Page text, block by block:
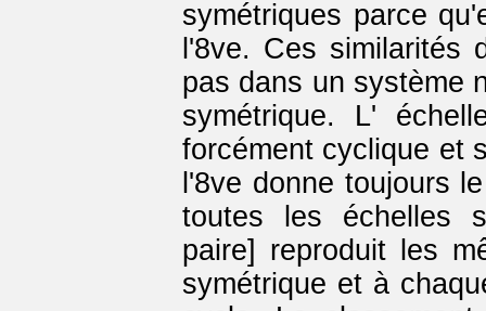
symétriques parce
l'8ve. Ces similarités
pas dans un système
symétrique. L'
forcément cyclique et
l'8ve donne toujours
toutes les échelles
paire] reproduit les
symétrique et à